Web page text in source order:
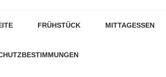
FRÜHSTÜCK MITTAGESSEN